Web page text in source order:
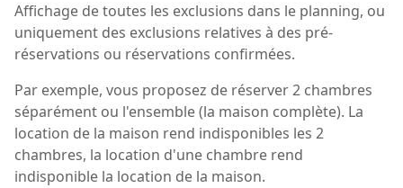
Affichage de toutes les exclusions dans le planning, ou
uniquement des exclusions relatives à des pré-
réservations ou réservations confirmées.
Par exemple, vous proposez de réserver 2 chambres
séparément ou l'ensemble (la maison complète). La
location de la maison rend indisponibles les 2
chambres, la location d'une chambre rend
indisponible la location de la maison.